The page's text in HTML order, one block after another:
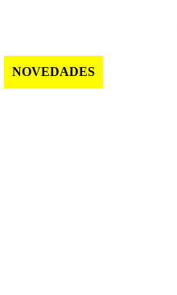
NOVEDADES